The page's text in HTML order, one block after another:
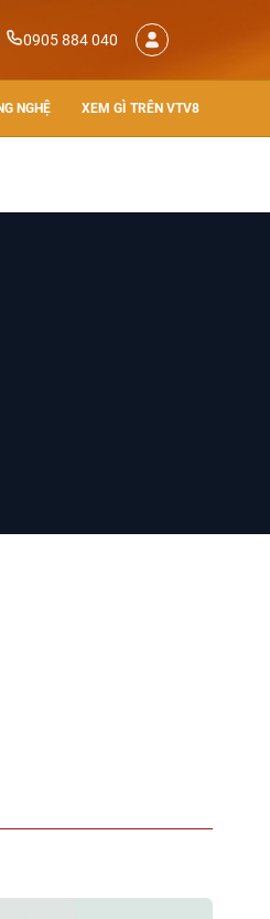
0905 884 040
NGHỆ XEM GÌ TRÊN VTV8